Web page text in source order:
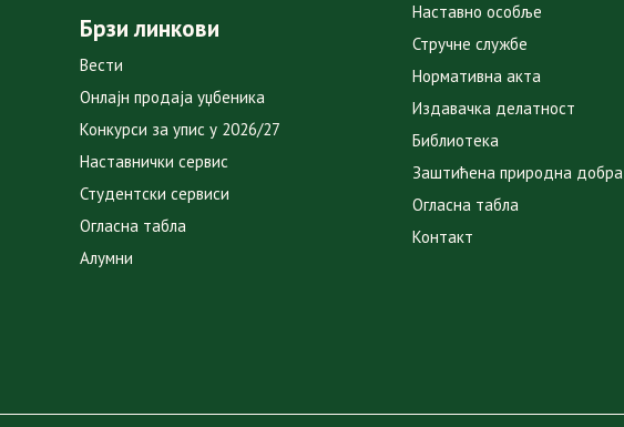
Брзи линкови
Вести
Онлајн продаја уџбеника
Конкурси за упис у 2026/27
Наставнички сервис
Студентски сервиси
Огласна табла
Алумни
Наставно особље
Стручне службе
Нормативна акта
Издавачка делатност
Библиотека
Заштићена природна добра
Огласна табла
Контакт